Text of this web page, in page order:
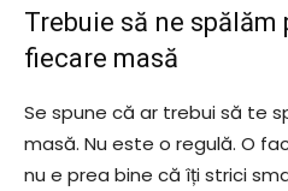
Trebuie să ne spălăm
fiecare masă
Se spune că ar trebui să te
masă. Nu este o regulă. O
nu e prea bine că îți strici